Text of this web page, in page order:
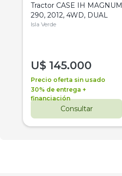
Tractor CASE IH MAGNUM
290, 2012, 4WD, DUAL
Isla Verde
U$ 145.000
Precio oferta sin usado
30% de entrega +
financiación
Consultar